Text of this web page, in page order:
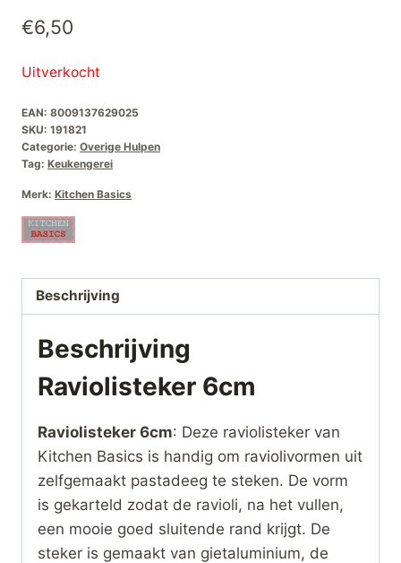
€6,50
Uitverkocht
EAN: 8009137629025
SKU: 191821
Categorie: Overige Hulpen
Tag: Keukengerei
Merk: Kitchen Basics
Beschrijving
Beschrijving
Raviolisteker 6cm
Raviolisteker 6cm: Deze raviolisteker van
Kitchen Basics is handig om raviolivormen uit
zelfgemaakt pastadeeg te steken. De vorm
is gekarteld zodat de ravioli, na het vullen,
een mooie goed sluitende rand krijgt. De
steker is gemaakt van gietaluminium, de